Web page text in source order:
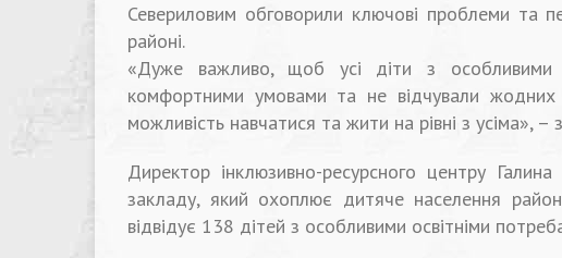
Севериловим обговорили ключові проблеми та
районі.
«Дуже важливо, щоб усі діти з особливими
комфортними умовами та не відчували
можливість навчатися та жити на рівні з усіма»,
Директор інклюзивно-ресурсного центру
закладу, який охоплює дитяче населення
відвідує 138 дітей з особливими освітніми